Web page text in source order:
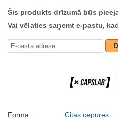
Šis produkts drīzumā būs
Vai vēlaties saņemt e-pastu,
Forma:
Citas cepures